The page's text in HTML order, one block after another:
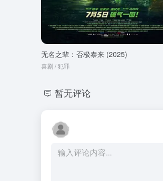
无名之辈：否极泰来 (2025)
喜剧 / 犯罪
暂无评论